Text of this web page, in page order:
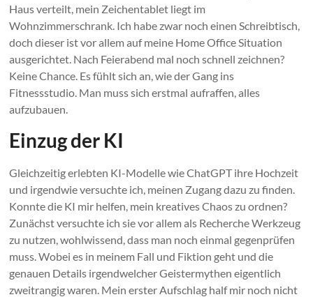
Haus verteilt, mein Zeichentablet liegt im
Wohnzimmerschrank. Ich habe zwar noch einen Schreibtisch,
doch dieser ist vor allem auf meine Home Office Situation
ausgerichtet. Nach Feierabend mal noch schnell zeichnen?
Keine Chance. Es fühlt sich an, wie der Gang ins
Fitnessstudio. Man muss sich erstmal aufraffen, alles
aufzubauen.
Einzug der KI
Gleichzeitig erlebten KI-Modelle wie ChatGPT ihre Hochzeit
und irgendwie versuchte ich, meinen Zugang dazu zu finden.
Konnte die KI mir helfen, mein kreatives Chaos zu ordnen?
Zunächst versuchte ich sie vor allem als Recherche Werkzeug
zu nutzen, wohlwissend, dass man noch einmal gegenprüfen
muss. Wobei es in meinem Fall und Fiktion geht und die
genauen Details irgendwelcher Geistermythen eigentlich
zweitrangig waren. Mein erster Aufschlag half mir noch nicht